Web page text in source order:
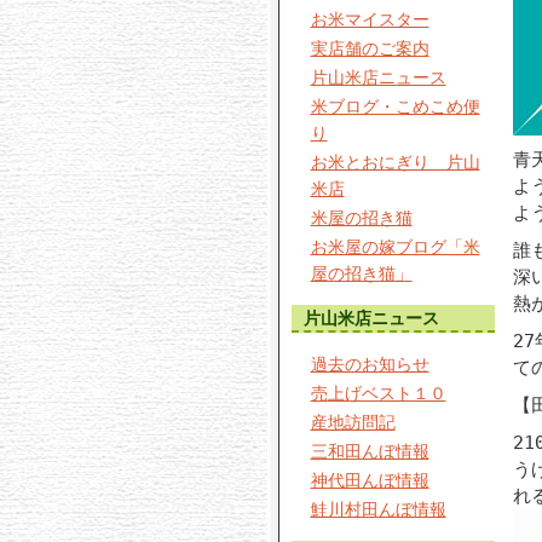
お米マイスター
実店舗のご案内
片山米店ニュース
米ブログ・こめこめ便
り
お米とおにぎり 片山
米店
米屋の招き猫
お米屋の嫁ブログ「米
屋の招き猫」
片山米店ニュース
過去のお知らせ
売上げベスト１０
産地訪問記
三和田んぼ情報
神代田んぼ情報
鮭川村田んぼ情報
青
よ
よ
誰
深
熱
27
て
う
れ